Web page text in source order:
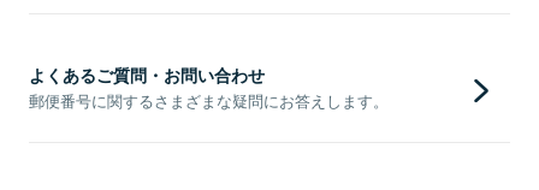
よくあるご質問・お問い合わせ
郵便番号に関するさまざまな疑問にお答えします。